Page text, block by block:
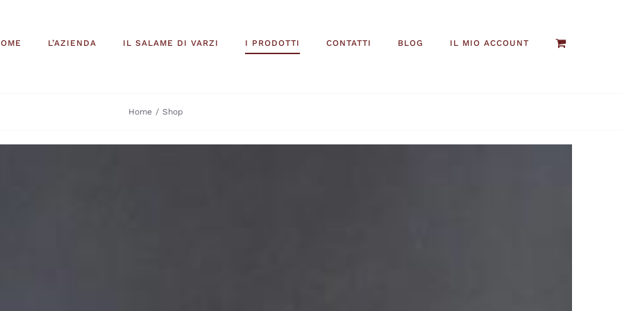
L’AZIENDA IL SALAME DI VARZI I PRODOTTI CONTATTI BLOG IL MIO ACCOUNT
Home Shop